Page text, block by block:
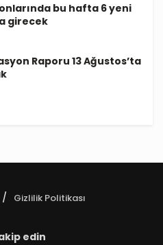
bu hafta 6 yeni
girecek
Raporu 13 Ağustos’ta
Gizlilik Politikası
edin